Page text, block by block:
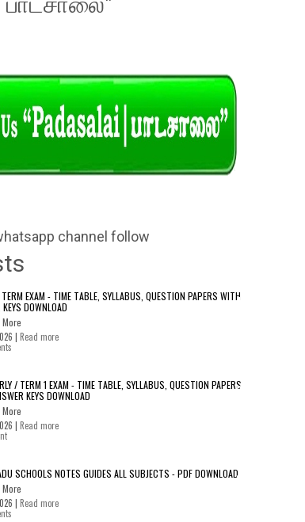
channel follow
EXAM - TIME TABLE, SYLLABUS, QUESTION PAPERS WITH
DOWNLOAD
| Read more
/ TERM 1 EXAM - TIME TABLE, SYLLABUS, QUESTION PAPERS
KEYS DOWNLOAD
| Read more
SCHOOLS NOTES GUIDES ALL SUBJECTS - PDF DOWNLOAD
| Read more